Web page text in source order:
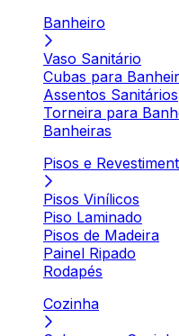
Banheiro
Vaso Sanitário
Cubas para
Assentos Sanitários
Torneira para
Banheiras
Pisos e
Pisos Vinílicos
Piso Laminado
Pisos de Madeira
Painel Ripado
Rodapés
Cozinha